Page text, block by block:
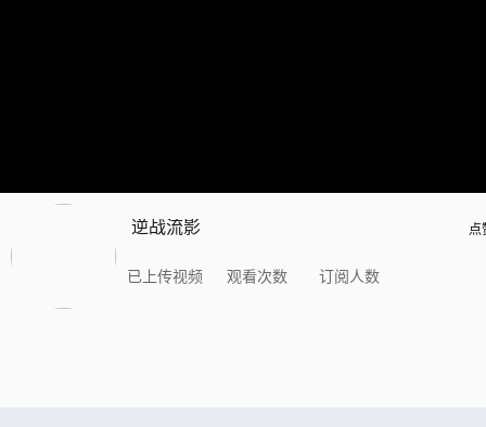
逆战流影
已上传视频 观看次数 订阅人数
点